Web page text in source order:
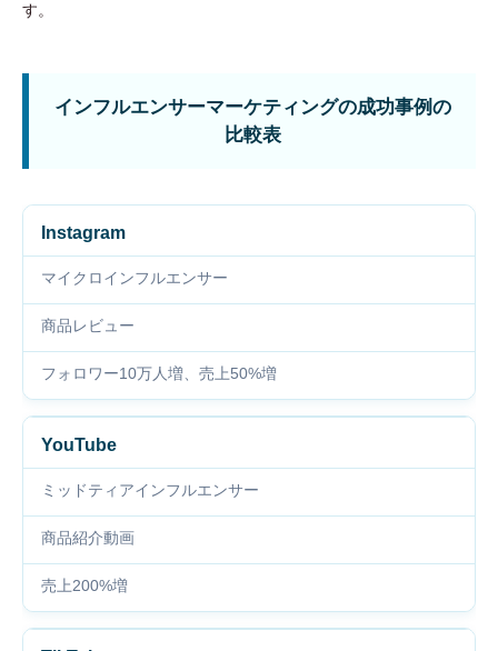
す。
インフルエンサーマーケティングの成功事例の
比較表
Instagram
マイクロインフルエンサー
商品レビュー
フォロワー10万人増、売上50%増
YouTube
ミッドティアインフルエンサー
商品紹介動画
売上200%増